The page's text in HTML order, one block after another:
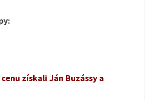
získali Ján Buzássy a